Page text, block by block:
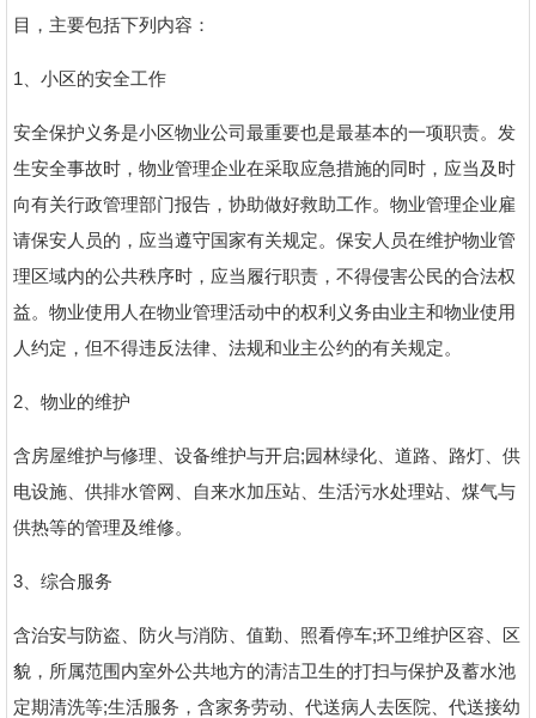
目，主要包括下列内容：
1、小区的安全工作
安全保护义务是小区物业公司最重要也是最基本的一项职责。发
生安全事故时，物业管理企业在采取应急措施的同时，应当及时
向有关行政管理部门报告，协助做好救助工作。物业管理企业雇
请保安人员的，应当遵守国家有关规定。保安人员在维护物业管
理区域内的公共秩序时，应当履行职责，不得侵害公民的合法权
益。物业使用人在物业管理活动中的权利义务由业主和物业使用
人约定，但不得违反法律、法规和业主公约的有关规定。
2、物业的维护
含房屋维护与修理、设备维护与开启;园林绿化、道路、路灯、供
电设施、供排水管网、自来水加压站、生活污水处理站、煤气与
供热等的管理及维修。
3、综合服务
含治安与防盗、防火与消防、值勤、照看停车;环卫维护区容、区
貌，所属范围内室外公共地方的清洁卫生的打扫与保护及蓄水池
定期清洗等;生活服务，含家务劳动、代送病人去医院、代送接幼